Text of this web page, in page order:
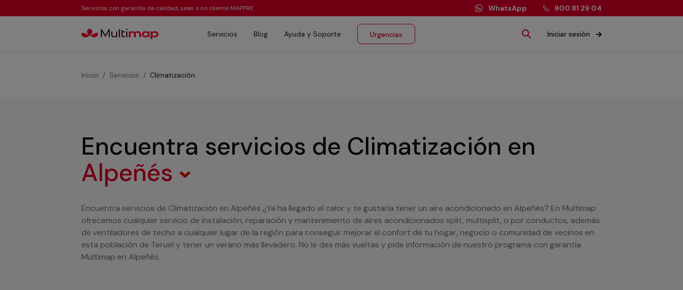
Servicios con garantía de calidad, seas o no cliente MAPFRE WhatsApp 900 81 29 04
Servicios Blog Ayuda y Soporte Urgencias Iniciar sesión
Inicio Servicios Climatización
Encuentra servicios de Climatización en
Alpeñés
Encuentra servicios de Climatización en Alpeñés ¿Ya ha llegado el calor y te gustaría tener un aire acondicionado en Alpeñés? En Multimap
ofrecemos cualquier servicio de instalación, reparación y mantenimiento de aires acondicionados split, multisplit, o por conductos, además
de ventiladores de techo a cualquier lugar de la región para conseguir mejorar el confort de tu hogar, negocio o comunidad de vecinos en
esta población de Teruel y tener un verano más llevadero. No le des más vueltas y pide información de nuestro programa con garantía
Multimap en Alpeñés.